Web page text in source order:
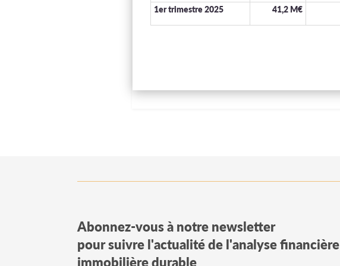
1er trimestre 2025 41,2 M€
Abonnez-vous à notre newsletter
pour suivre l'actualité de l'analyse financière
immobilière durable